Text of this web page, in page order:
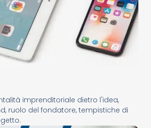
imprenditoriale dietro l'idea,
ruolo del fondatore, tempistiche di